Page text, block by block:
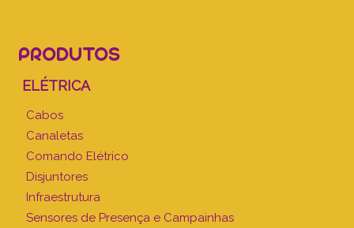
PRODUTOS
ELÉTRICA
Cabos
Canaletas
Comando Elétrico
Disjuntores
Infraestrutura
Sensores de Presença e Campainhas